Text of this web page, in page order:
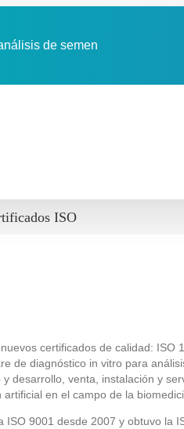
de semen
ISO
certificados de calidad: ISO
de diagnóstico in vitro para
desarrollo, venta, instalación y
en el campo de la
ISO 9001 desde 2007 y obtuvo la